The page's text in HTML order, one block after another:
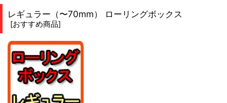
レギュラー（〜70mm） ローリングボックス
[おすすめ商品]